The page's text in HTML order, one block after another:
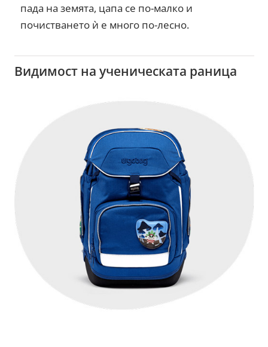
пада на земята, цапа се по-малко и
почистването ѝ е много по-лесно.
Видимост на ученическата раница